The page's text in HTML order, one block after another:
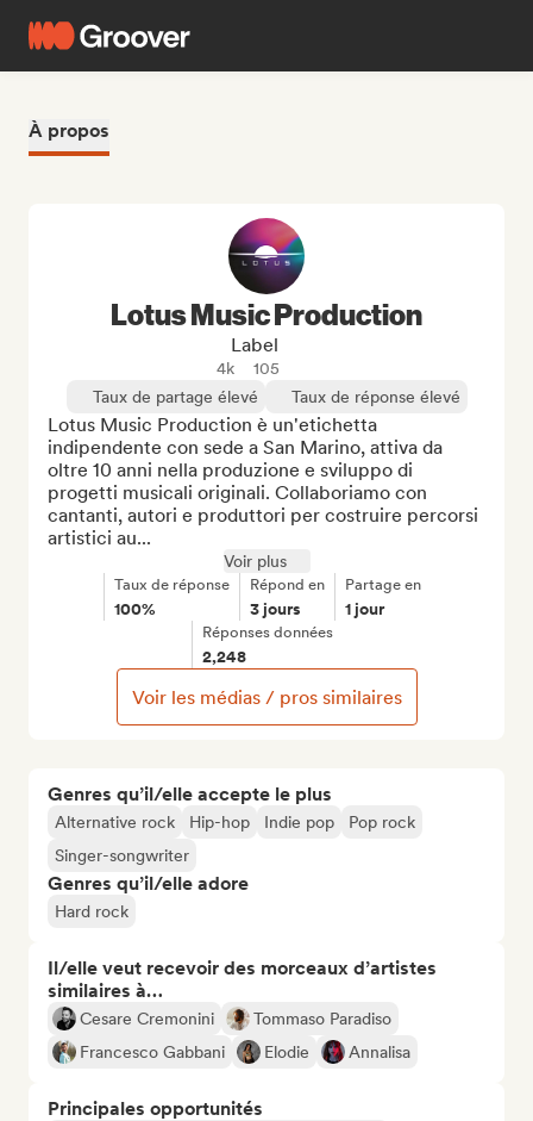
À propos
Genres qu’il/elle accepte le plus
Alternative rock Hip-hop Indie pop
Pop rock
Singer-songwriter
Genres qu’il/elle adore
Hard rock
Il/elle veut recevoir des morceaux d’artistes
similaires à…
Cesare Cremonini
Tommaso Paradiso
Francesco Gabbani
Elodie Annalisa
Principales opportunités
Lotus Music Production
Label
4k
105
Taux de partage élevé
Taux de réponse élevé
Lotus Music Production è un'etichetta
indipendente con sede a San Marino, attiva da
oltre 10 anni nella produzione e sviluppo di
progetti musicali originali. Collaboriamo con
cantanti, autori e produttori per costruire percorsi
artistici au...
Voir plus
Taux de réponse
100%
Répond en
3 jours
Partage en
1 jour
Réponses données
2,248
Voir les médias / pros similaires